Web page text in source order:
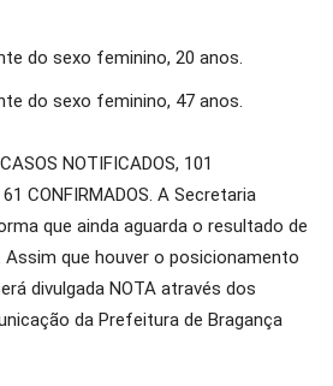
do sexo feminino, 20 anos.
do sexo feminino, 47 anos.
NOTIFICADOS, 101
CONFIRMADOS. A Secretaria
que ainda aguarda o resultado de
Assim que houver o posicionamento
divulgada NOTA através dos
da Prefeitura de Bragança